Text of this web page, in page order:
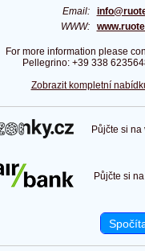
Email:
WWW:
For more information please
Pellegrino: +39 338
Zobrazit kompletní
Půjčte si na
Půjčte si